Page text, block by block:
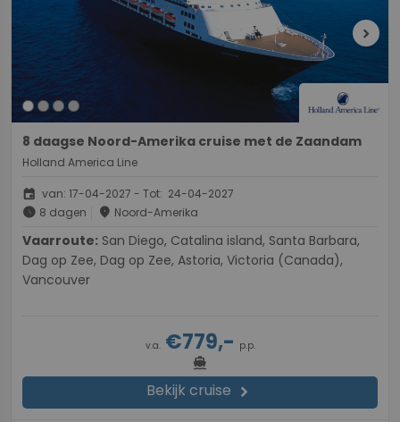
chevron_right
8 daagse Noord-Amerika cruise met de Zaandam
Holland America Line
event van: 17-04-2027 - Tot: 24-04-2027
schedule 8 dagen place Noord-Amerika
Vaarroute:
Dag op Zee, Dag op Zee, Astoria, Victoria (Canada),
Vancouver
v.a.€779,- p.p.
directions_boat
Bekijk cruise chevron_right